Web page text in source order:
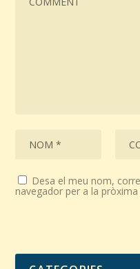
Desa el meu nom,
navegador per a la